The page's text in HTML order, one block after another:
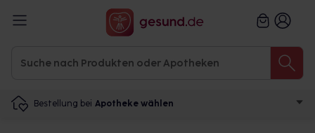
Bestellung bei Apotheke wählen